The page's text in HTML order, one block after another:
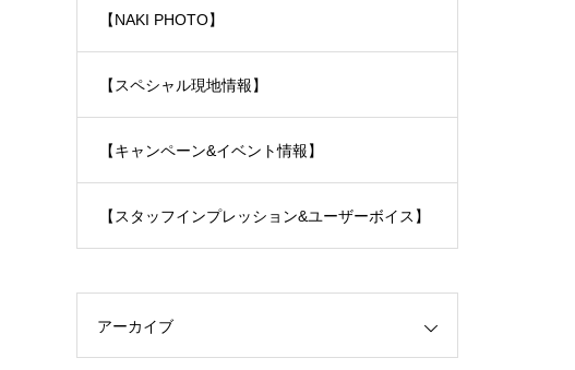
【NAKI PHOTO】
【スペシャル現地情報】
【キャンペーン&イベント情報】
【スタッフインプレッション&ユーザーボイス】
アーカイブ